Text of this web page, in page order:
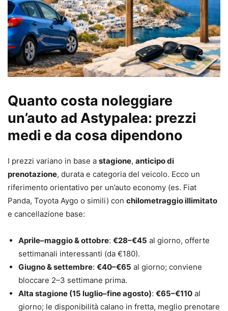
Quanto costa noleggiare
un’auto ad Astypalea: prezzi
medi e da cosa dipendono
I prezzi variano in base a stagione, anticipo di
prenotazione, durata e categoria del veicolo. Ecco un
riferimento orientativo per un’auto economy (es. Fiat
Panda, Toyota Aygo o simili) con chilometraggio illimitato
e cancellazione base:
Aprile–maggio & ottobre: €28–€45 al giorno, offerte
settimanali interessanti (da €180).
Giugno & settembre: €40–€65 al giorno; conviene
bloccare 2–3 settimane prima.
Alta stagione (15 luglio–fine agosto): €65–€110 al
giorno; le disponibilità calano in fretta, meglio prenotare